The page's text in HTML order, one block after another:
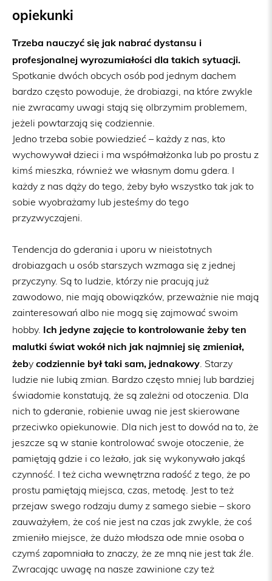
opiekunki
Trzeba nauczyć się jak nabrać dystansu i
profesjonalnej wyrozumiałości dla takich sytuacji.
Spotkanie dwóch obcych osób pod jednym dachem
bardzo często powoduje, że drobiazgi, na które zwykle
nie zwracamy uwagi stają się olbrzymim problemem,
jeżeli powtarzają się codziennie.
Jedno trzeba sobie powiedzieć – każdy z nas, kto
wychowywał dzieci i ma współmałżonka lub po prostu z
kimś mieszka, również we własnym domu gdera. I
każdy z nas dąży do tego, żeby było wszystko tak jak to
sobie wyobrażamy lub jesteśmy do tego
przyzwyczajeni.
Tendencja do gderania i uporu w nieistotnych
drobiazgach u osób starszych wzmaga się z jednej
przyczyny. Są to ludzie, którzy nie pracują już
zawodowo, nie mają obowiązków, przeważnie nie mają
zainteresowań albo nie mogą się zajmować swoim
hobby. Ich jedyne zajęcie to kontrolowanie żeby ten
malutki świat wokół nich jak najmniej się zmieniał,
żeby codziennie był taki sam, jednakowy. Starzy
ludzie nie lubią zmian. Bardzo często mniej lub bardziej
świadomie konstatują, że są zależni od otoczenia. Dla
nich to gderanie, robienie uwag nie jest skierowane
przeciwko opiekunowie. Dla nich jest to dowód na to, że
jeszcze są w stanie kontrolować swoje otoczenie, że
pamiętają gdzie i co leżało, jak się wykonywało jakąś
czynność. I też cicha wewnętrzna radość z tego, że po
prostu pamiętają miejsca, czas, metodę. Jest to też
przejaw swego rodzaju dumy z samego siebie – skoro
zauważyłem, że coś nie jest na czas jak zwykle, że coś
zmieniło miejsce, że dużo młodsza ode mnie osoba o
czymś zapomniała to znaczy, że ze mną nie jest tak źle.
Zwracając uwagę na nasze zawinione czy też